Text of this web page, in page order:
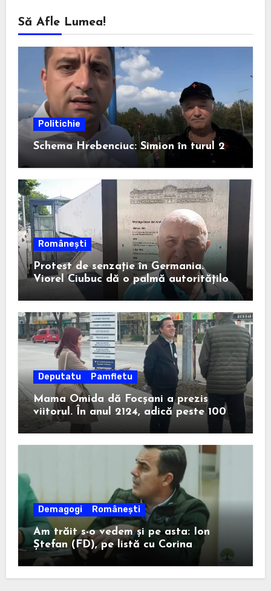
Să Afle Lumea!
Politichie
Schema Hrebenciuc: Simion în turul 2
Românești
Protest de senzație în Germania.
Viorel Ciubuc dă o palmă autorităților
din România. Bravo, domnule inginer!
Deputatu Pamfletu
Mama Omida dă Focșani a prezis
viitorul. În anul 2124, adică peste 100
de ani, un anume Ion Ștefan va câștiga
Demagogi Românești
Am trăit s-o vedem și pe asta: Ion
Ștefan (FD), pe listă cu Corina
Atanasiu (USR), cea care l-a ajutat pe